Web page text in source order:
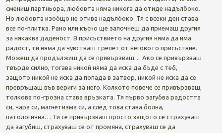
смениш партньора, любовта няма никога да отиде надълбоко.
Но любовта изобщо не отива надълбоко. Тя с всеки ден става
все по-плитка. Рано или късно ще започнеш да приемаш другия
за някаква даденост. В присъствието на другия няма да има
радост, ти няма да чувстваш трепет от неговото присъствие.
Можеш да продължиш да се привързваш… Ако се привързваш
твърде силно, тогава никой няма да иска да бъде с теб,
защото никой не иска да попада в затвор, никой не иска да се
превръщаш във вериги за него. Колкото повече се привързваш,
толкова по-грозна става връзката. Тя първо загубва радостта
си, чара си, магнетизма си, а след това става болна,
патологична… Ти се привързваш просто защото се страхуваш
да загубиш, страхуваш се от промяна, страхуваш се да